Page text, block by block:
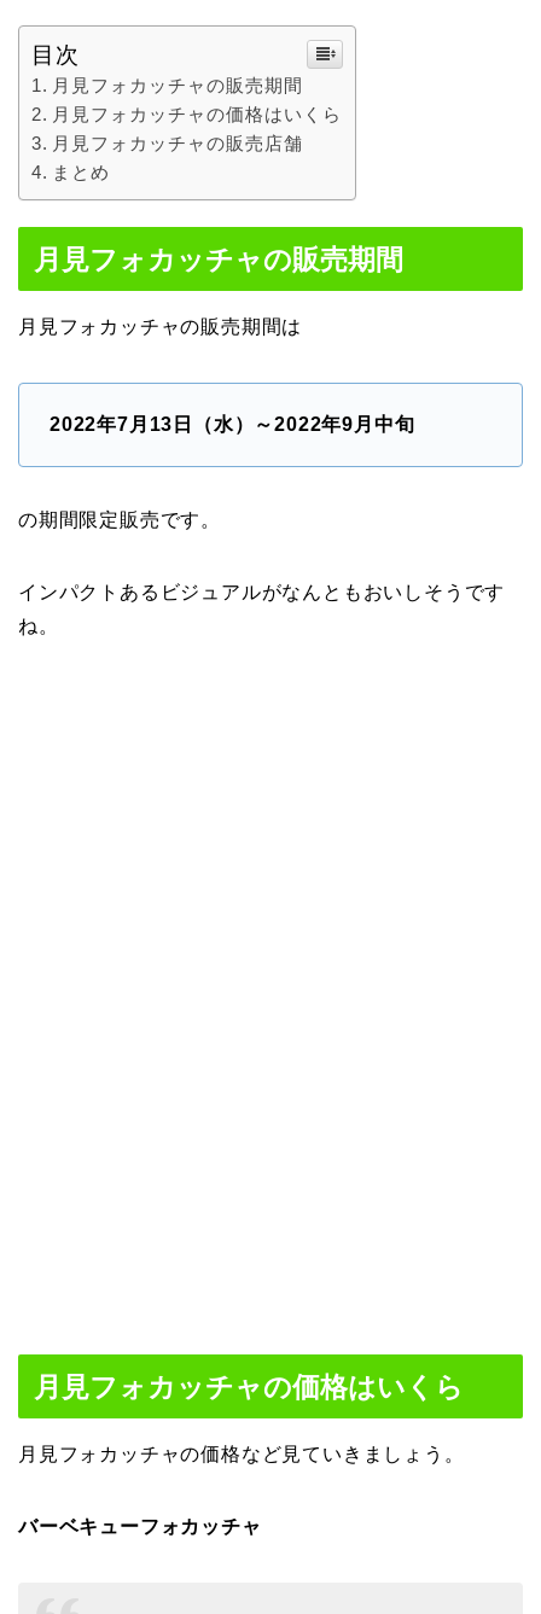
目次
月見フォカッチャの販売期間
月見フォカッチャの価格はいくら
月見フォカッチャの販売店舗
まとめ
月見フォカッチャの販売期間
月見フォカッチャの販売期間は
2022年7月13日（水）～2022年9月中旬
の期間限定販売です。
インパクトあるビジュアルがなんともおいしそうです
ね。
月見フォカッチャの価格はいくら
月見フォカッチャの価格など見ていきましょう。
バーベキューフォカッチャ